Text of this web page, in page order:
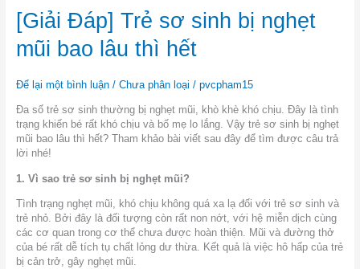
[Giải Đáp] Trẻ sơ sinh bị nghẹt
mũi bao lâu thì hết
Để lại một bình luận / Chưa phân loại / pvcpham15
Đa số trẻ sơ sinh thường bị nghẹt mũi, khò khè khó chịu. Đây là tình
trạng khiến bé rất khó chịu và bố mẹ lo lắng. Vậy trẻ sơ sinh bị nghẹt
mũi bao lâu thì hết? Tham khảo bài viết sau đây để tìm được câu trả
lời nhé!
1. Vì sao trẻ sơ sinh bị nghẹt mũi?
Tình trạng nghẹt mũi, khó chịu không quá xa lạ đối với trẻ sơ sinh và
trẻ nhỏ. Bởi đây là đối tượng còn rất non nớt, với hệ miễn dịch cùng
các cơ quan trong cơ thể chưa được hoàn thiện. Mũi và đường thở
của bé rất dễ tích tụ chất lỏng dư thừa. Kết quả là việc hô hấp của trẻ
bị cản trở, gây nghẹt mũi.